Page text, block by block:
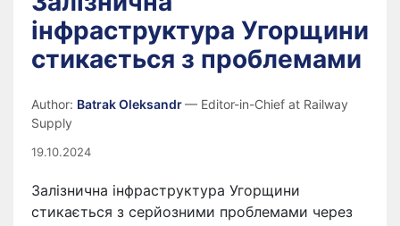
інфраструктура Угорщини
стикається з проблемами
Author: Batrak Oleksandr— Editor-in-Chief at Railway
Supply
19.10.2024
Залізнична інфраструктура Угорщини
стикається з серйозними проблемами через